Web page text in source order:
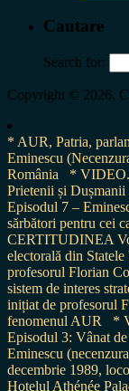
Cautare
Search for:
Copyright © 2026,
* AUR, Patria,
Eminescu
România
* VIDEO.
Prietenii și Dușmanii
Episodul 7 –
sărbători pentru cei
CERTITUDINEA
electorală din
profesorul Florian
sistem de interes
inițiat de profesorul
fenomenul AUR
*
Episodul 3: Vânat
Eminescu
decembrie 1989,
Hotelul Athénée